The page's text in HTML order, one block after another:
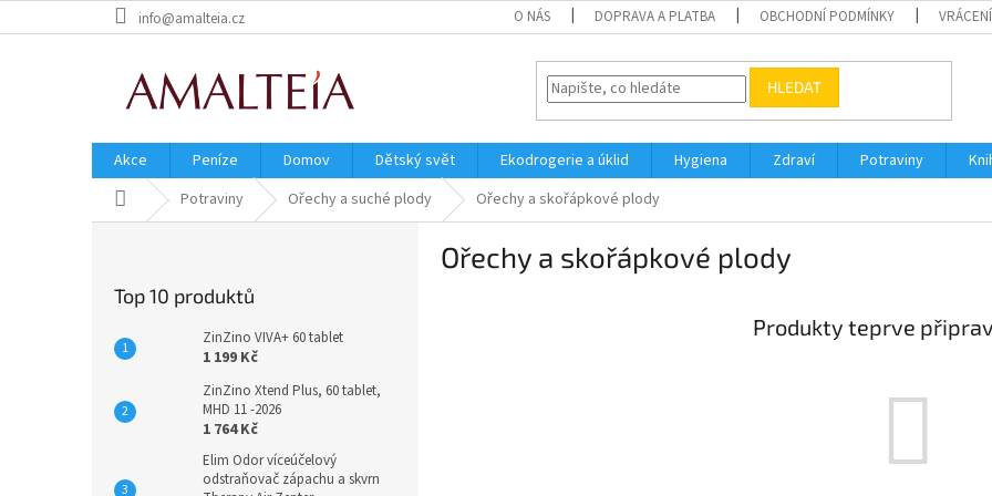
na
info@amalteia.cz O NÁS DOPRAVA A PLATBA OBCHODNÍ PODMÍNKY
HLEDAT
Akce Peníze Domov Dětský svět Ekodrogerie a úklid Hygiena Zdraví Potraviny
Domů Potraviny Ořechy a suché plody Ořechy a skořápkové plody
Top 10 produktů
ZinZino VIVA+ 60 tablet
1 199 Kč
ZinZino Xtend Plus, 60 tablet,
MHD 11 -2026
1 764 Kč
Elim Odor víceúčelový
odstraňovač zápachu a skvrn
Ořechy a skořápkové plody
Produkty teprve